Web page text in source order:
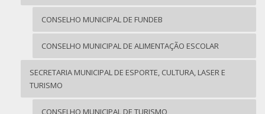
CONSELHO MUNICIPAL DE FUNDEB
CONSELHO MUNICIPAL DE ALIMENTAÇÃO ESCOLAR
SECRETARIA MUNICIPAL DE ESPORTE, CULTURA, LASER E
TURISMO
CONSELHO MUNICIPAL DE TURISMO